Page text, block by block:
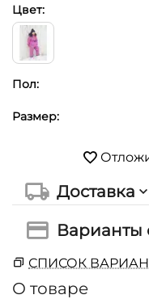
Цвет:
Пол:
Размер:
Доставка
Варианты
СПИСОК
О товаре